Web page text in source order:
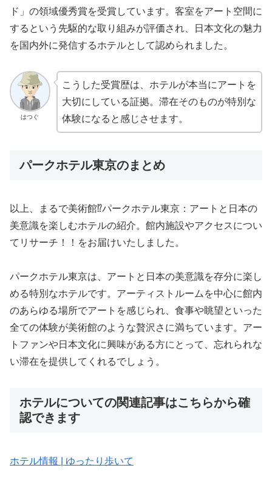
ド」の領域優秀賞を受賞しています。客室をアート空間に
するという先駆的な取り組みが評価され、日本文化の魅力
を国内外に発信するホテルとして認められました。
はつぐ
こうした受賞歴は、ホテルが本当にアートを
大切にしている証拠。滞在そのものが特別な
体験になると感じさせます。
パークホテル東京のまとめ
以上、まるで美術館⁉パークホテル東京：アートと日本の
美意識を楽しむホテルの紹介。館内施設やアクセスについ
てリサーチ！！をお届けいたしました。
パークホテル東京は、アートと日本の美意識を存分に楽し
める特別なホテルです。アーティストルームを中心に館内
のあらゆる場所でアートを感じられ、食事や眺望といった
全ての体験が美術館のような贅沢さに満ちています。アー
トファンや日本文化に興味がある方にとって、忘れられな
い滞在を提供してくれるでしょう。
ホテルについての関連記事はこちらから確
認できます
ホテル情報 | ゆったり歩いて